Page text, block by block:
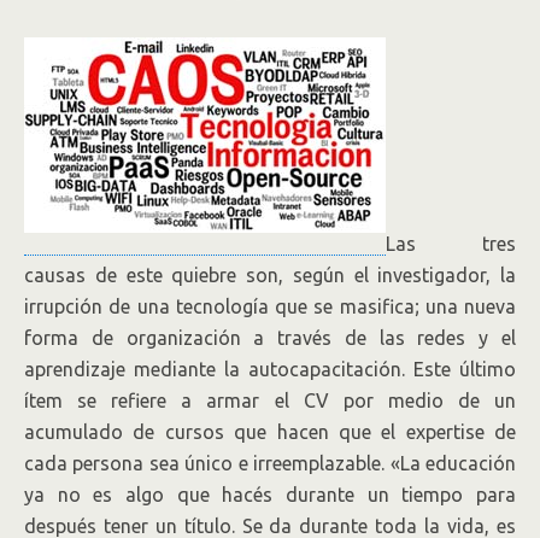
Las tres
causas de este quiebre son, según el investigador, la
irrupción de una tecnología que se masifica; una nueva
forma de organización a través de las redes y el
aprendizaje mediante la autocapacitación. Este último
ítem se refiere a armar el CV por medio de un
acumulado de cursos que hacen que el expertise de
cada persona sea único e irreemplazable. «La educación
ya no es algo que hacés durante un tiempo para
después tener un título. Se da durante toda la vida, es